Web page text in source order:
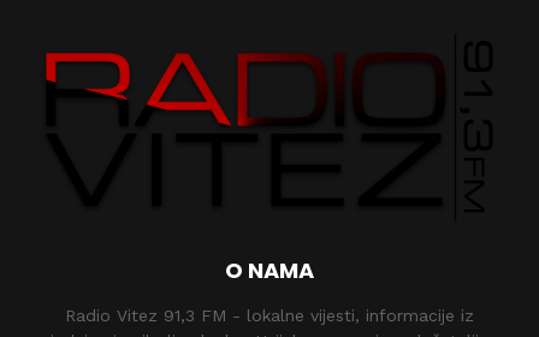
O NAMA
Radio Vitez 91,3 FM - lokalne vijesti, informacije iz